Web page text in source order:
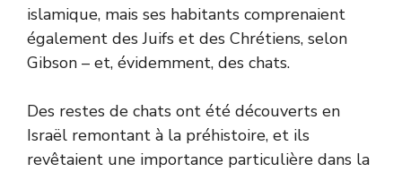
islamique, mais ses habitants comprenaient
également des Juifs et des Chrétiens, selon
Gibson – et, évidemment, des chats.
Des restes de chats ont été découverts en
Israël remontant à la préhistoire, et ils
revêtaient une importance particulière dans la